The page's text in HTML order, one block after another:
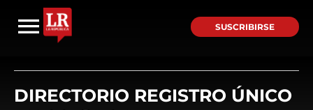
SUSCRIBIRSE
DIRECTORIO REGISTRO ÚNICO